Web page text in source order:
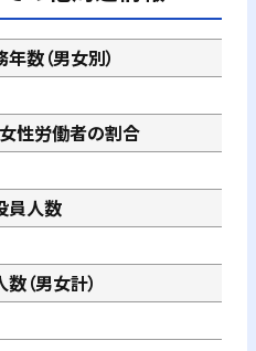
数（男女別）
性労働者の割合
員人数
（男女計）